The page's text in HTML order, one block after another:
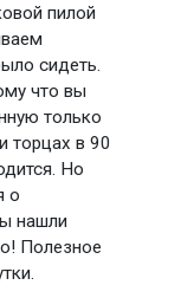
пилой
сидеть.
что вы
только
торцах в 90
Но
о
нашли
Полезное